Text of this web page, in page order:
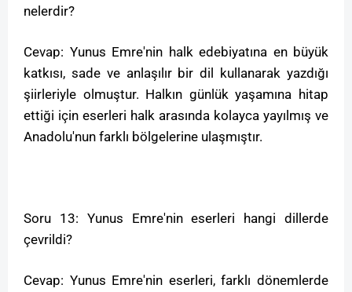
nelerdir?
Cevap: Yunus Emre'nin halk edebiyatına en büyük
katkısı, sade ve anlaşılır bir dil kullanarak yazdığı
şiirleriyle olmuştur. Halkın günlük yaşamına hitap
ettiği için eserleri halk arasında kolayca yayılmış ve
Anadolu'nun farklı bölgelerine ulaşmıştır.
Soru 13: Yunus Emre'nin eserleri hangi dillerde
çevrildi?
Cevap: Yunus Emre'nin eserleri, farklı dönemlerde